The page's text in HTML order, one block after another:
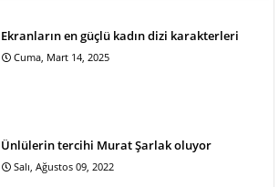
Ekranların en güçlü kadın dizi karakterleri
Cuma, Mart 14, 2025
Ünlülerin tercihi Murat Şarlak oluyor
Salı, Ağustos 09, 2022